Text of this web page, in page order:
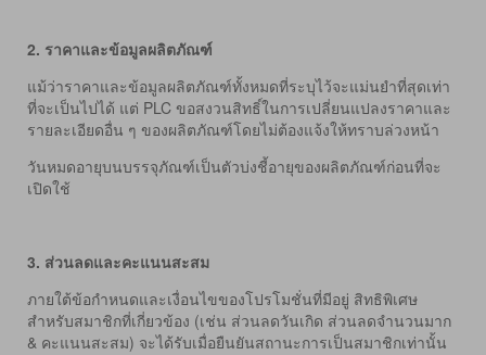
2. ราคาและข้อมูลผลิตภัณฑ์
แม้ว่าราคาและข้อมูลผลิตภัณฑ์ทั้งหมดที่ระบุไว้จะแม่นยำที่สุดเท่า
ที่จะเป็นไปได้ แต่ PLC ขอสงวนสิทธิ์ในการเปลี่ยนแปลงราคาและ
รายละเอียดอื่น ๆ ของผลิตภัณฑ์โดยไม่ต้องแจ้งให้ทราบล่วงหน้า
วันหมดอายุบนบรรจุภัณฑ์เป็นตัวบ่งชี้อายุของผลิตภัณฑ์ก่อนที่จะ
เปิดใช้
3. ส่วนลดและคะแนนสะสม
ภายใต้ข้อกำหนดและเงื่อนไขของโปรโมชั่นที่มีอยู่ สิทธิพิเศษ
สำหรับสมาชิกที่เกี่ยวข้อง (เช่น ส่วนลดวันเกิด ส่วนลดจำนวนมาก
& คะแนนสะสม) จะได้รับเมื่อยืนยันสถานะการเป็นสมาชิกเท่านั้น